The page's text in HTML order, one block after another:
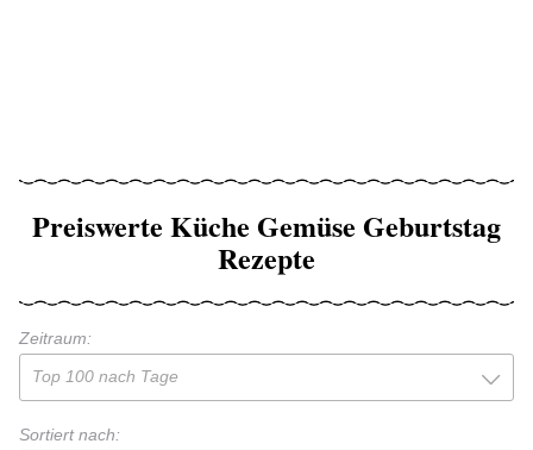
Preiswerte Küche Gemüse Geburtstag
Rezepte
Zeitraum:
Top 100 nach Tage
Sortiert nach: